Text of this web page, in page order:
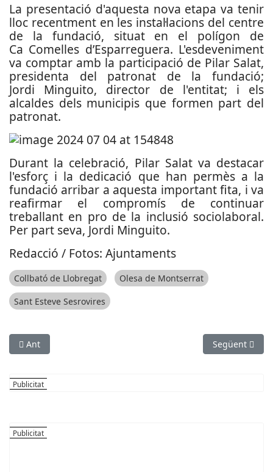
La presentació d'aquesta nova etapa va tenir
lloc recentment en les instal·lacions del centre
de la fundació, situat en el polígon de
Ca Comelles d’Esparreguera. L'esdeveniment
va comptar amb la participació de Pilar Salat,
presidenta del patronat de la fundació;
Jordi Minguito, director de l'entitat; i els
alcaldes dels municipis que formen part del
patronat.
Durant la celebració, Pilar Salat va destacar
l'esforç i la dedicació que han permès a la
fundació arribar a aquesta important fita, i va
reafirmar el compromís de continuar
treballant en pro de la inclusió sociolaboral.
Per part seva, Jordi Minguito.
Redacció / Fotos: Ajuntaments
Collbató de Llobregat
Olesa de Montserrat
Sant Esteve Sesrovires
Article anterior: Sancions a comerços i restauració per
Ant Article
Següent